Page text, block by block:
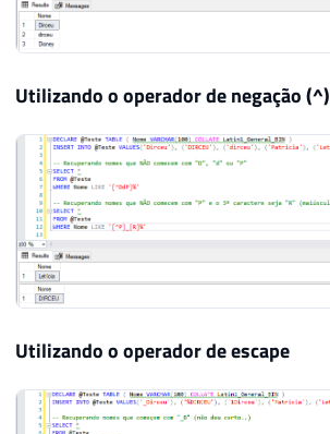
Utilizando o operador de negação (^)
Utilizando o operador de escape